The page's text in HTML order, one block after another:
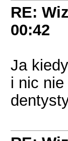
RE:
00:42
Ja
i nic nie